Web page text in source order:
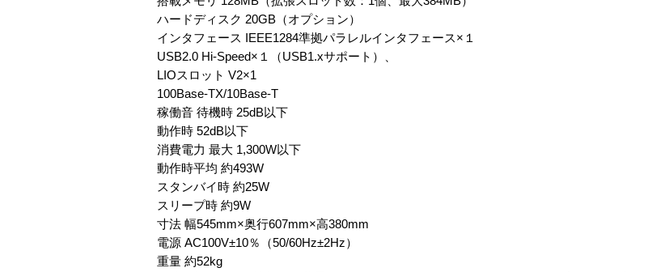
ハードディスク 20GB（オプション）
インタフェース IEEE1284準拠パラレルインタフェース×１
USB2.0 Hi-Speed×１（USB1.xサポート）、
LIOスロット V2×1
100Base-TX/10Base-T
稼働音 待機時 25dB以下
動作時 52dB以下
消費電力 最大 1,300W以下
動作時平均 約493W
スタンバイ時 約25W
スリープ時 約9W
寸法 幅545mm×奥行607mm×高380mm
電源 AC100V±10％（50/60Hz±2Hz）
重量 約52kg